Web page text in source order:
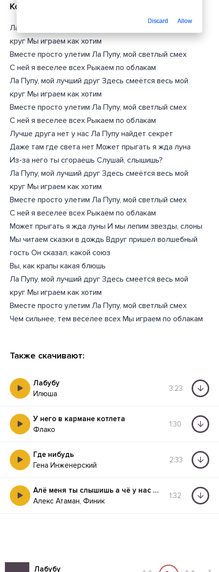
Короткий текст из песни
Ла Пупу, мой лучший друг Здесь смеётся весь мой
круг Мы играем как хотим
Вместе просто улетим Ла Пупу, мой светлый смех
С ней я веселее всех Рыкаем по облакам
Ла Пупу, мой лучший друг Здесь смеётся весь мой
круг Мы играем как хотим
Вместе просто улетим Ла Пупу, мой светлый смех
С ней я веселее всех Рыкаем по облакам
Лучше друга нет у нас Ла Пупу найдет секрет
Даже там где света нет Может прыгать я жда луна
Из-за него ты сгораешь Слушай, слышишь?
Ла Пупу, мой лучший друг Здесь смеётся весь мой
круг Мы играем как хотим
Вместе просто улетим Ла Пупу, мой светлый смех
С ней я веселее всех Рыкаем по облакам
Может прыгать я жда луны И мы лепим звезды, слоны
Мы читаем сказки в дождь Вдруг пришел волшебный
гость Он сказал, какой союз
Вы, как крапы какая блюшь
Ла Пупу, мой лучший друг Здесь смеется весь мой
круг Мы играем как хотим
Вместе просто улетим Ла Пупу, мой светлый смех
Чем сильнее, тем веселее всех Мы играем по облакам
Также скачивают:
Лабубу
Илюша
3:23
У него в кармане котлета
Флако
1:30
Где нибудь
Гена Инженерский
2:33
Алё меня ты слышишь а чё у нас за тише ты
Алекс Атаман, Финик
1:32
Лабубу
Discard Allow